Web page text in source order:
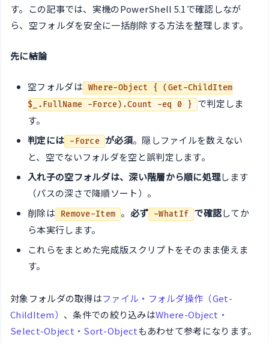
す。この記事では、実機のPowerShell 5.1で確認しなが
ら、空フォルダを安全に一括削除する方法を整理します。
先に結論
空フォルダは
Where-Object { (Get-ChildItem
$_.FullName -Force).Count -eq 0 }
で判定しま
す。
判定には
-Force が必須。隠しファイルを数えない
と、空でないフォルダを空と誤判定します。
入れ子の空フォルダは、深い階層から順に処理します
（パスの深さで降順ソート）。
削除は
Remove-Item 。 必ず -WhatIf で確認してか
ら本実行します。
これらをまとめた完成版スクリプトをそのまま使えま
す。
対象フォルダの取得はファイル・フォルダ操作（Get-
ChildItem） 、条件での絞り込みはWhere-Object・
Select-Object・Sort-Objectもあわせて参考になります。